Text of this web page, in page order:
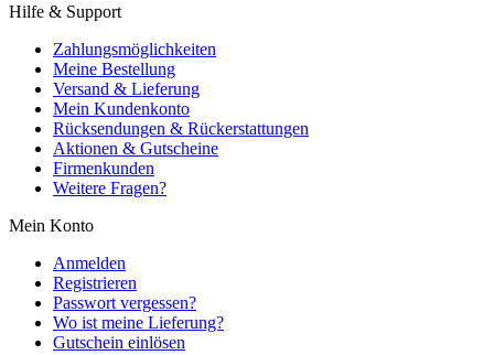
Hilfe & Support
Zahlungsmöglichkeiten
Meine Bestellung
Versand & Lieferung
Mein Kundenkonto
Rücksendungen & Rückerstattungen
Aktionen & Gutscheine
Firmenkunden
Weitere Fragen?
Mein Konto
Anmelden
Registrieren
Passwort vergessen?
Wo ist meine Lieferung?
Gutschein einlösen